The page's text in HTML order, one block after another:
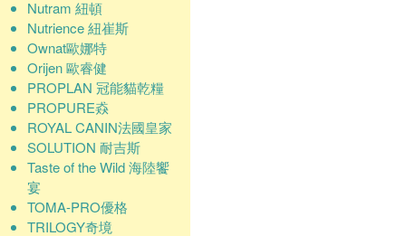
Nutram 紐頓
Nutrience 紐崔斯
Ownat歐娜特
Orijen 歐睿健
PROPLAN 冠能貓乾糧
PROPURE猋
ROYAL CANIN法國皇家
SOLUTION 耐吉斯
Taste of the Wild 海陸饗
宴
TOMA-PRO優格
TRILOGY奇境